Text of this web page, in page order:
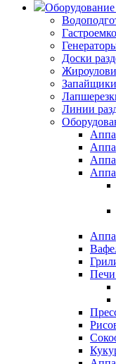
Доски
Линии